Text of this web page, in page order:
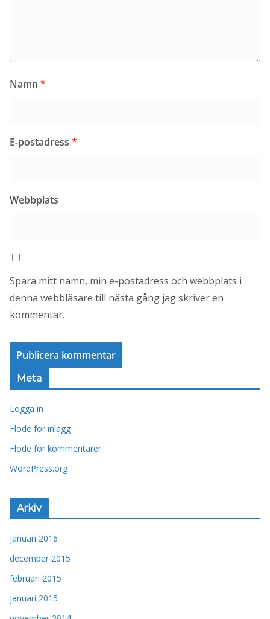
Namn *
E-postadress *
Webbplats
Spara mitt namn, min e-postadress och webbplats i
denna webbläsare till nästa gång jag skriver en
kommentar.
Meta
Logga in
Flöde för inlägg
Flöde för kommentarer
WordPress.org
Arkiv
januari 2016
december 2015
februari 2015
januari 2015